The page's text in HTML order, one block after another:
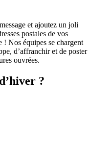
et ajoutez un joli
postales de vos
! Nos équipes se chargent
d’affranchir et de poster
ouvrées.
?